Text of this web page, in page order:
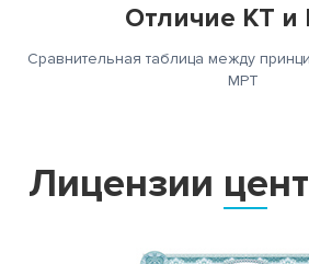
Отличие КТ
Сравнительная таблица между
МРТ
Лицензии